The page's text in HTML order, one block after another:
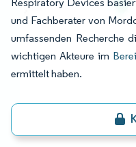
und Fachberater von
umfassenden Recherche
wichtigen Akteure im
ermittelt haben.